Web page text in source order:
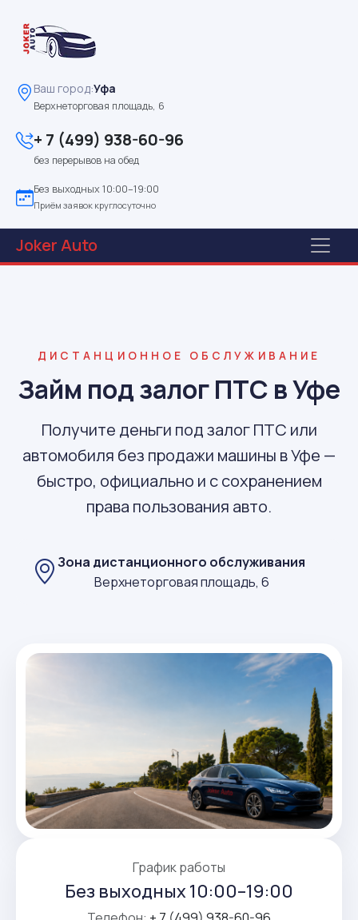
Ваш город:Уфа
Верхнеторговая площадь, 6
+ 7 (499) 938-60-96
без перерывов на обед
Без выходных 10:00–19:00
Приём заявок круглосуточно
JokerAuto
ДИСТАНЦИОННОЕ ОБСЛУЖИВАНИЕ
Займ под залог ПТС в Уфе
Получите деньги под залог ПТС или
автомобиля без продажи машины в Уфе —
быстро, официально и с сохранением
права пользования авто.
Зона дистанционного обслуживания
Верхнеторговая площадь, 6
График работы
Без выходных 10:00–19:00